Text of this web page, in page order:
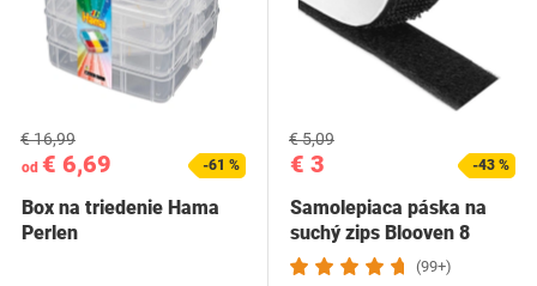
od € 6,69
€ 16,99
-61 %
Box na triedenie Hama
Perlen
€ 3
€ 5,09
-43 %
Samolepiaca páska na
suchý zips Blooven 8
metrov Extra…
(99+)